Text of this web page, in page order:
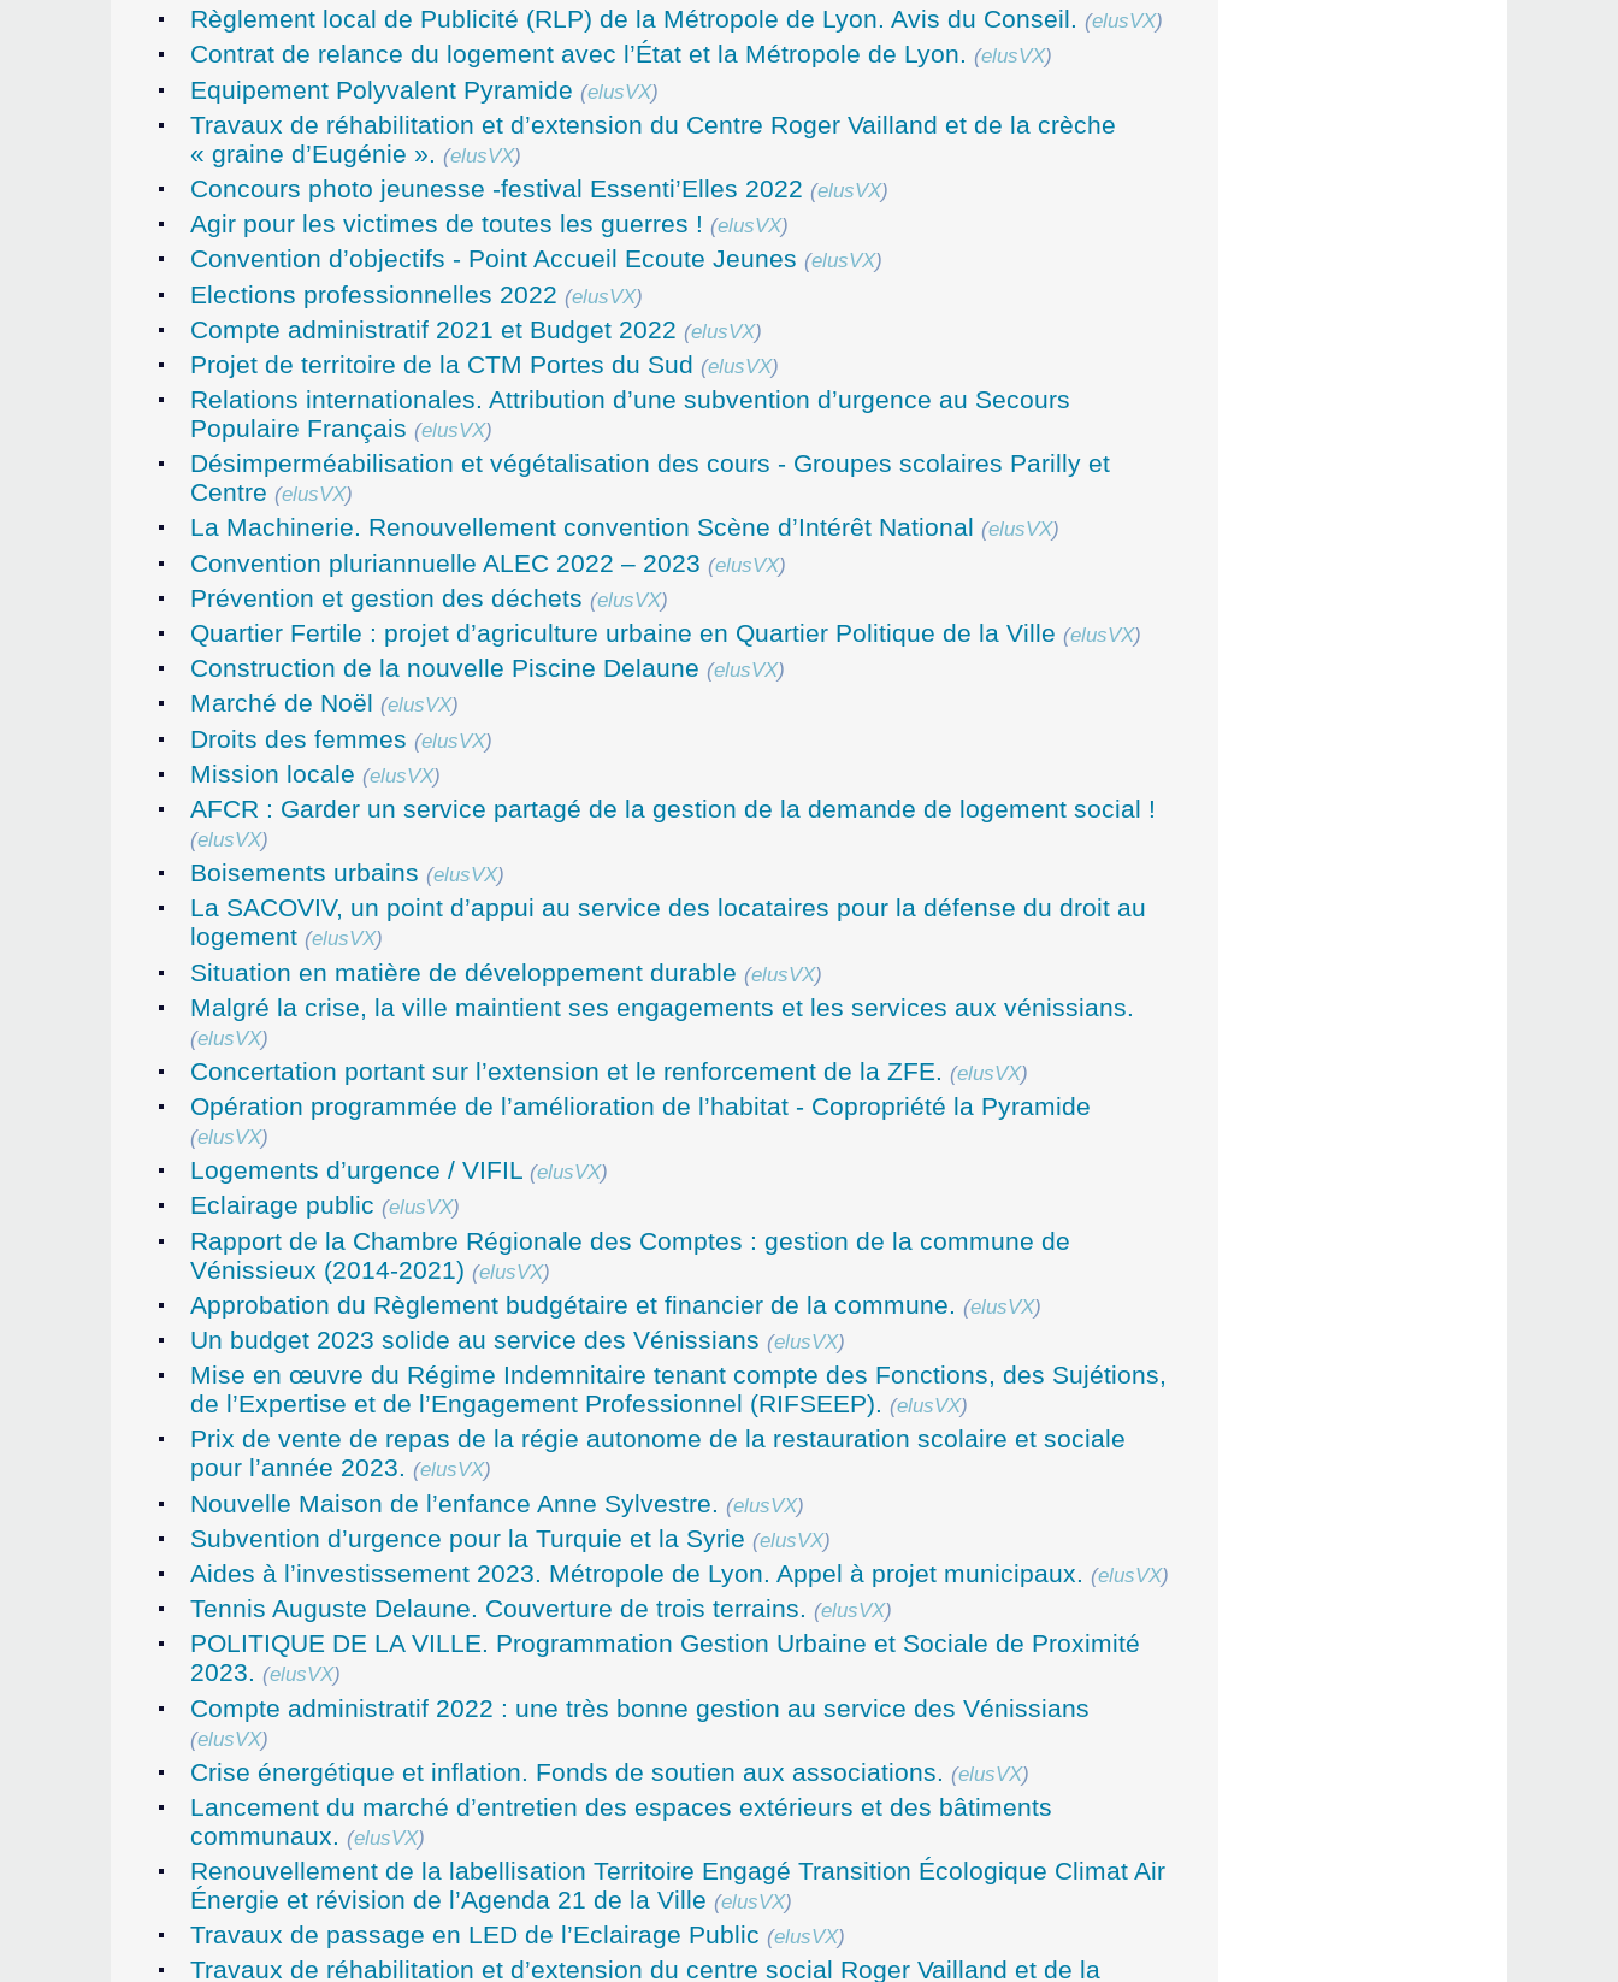
Règlement local de Publicité (RLP) de la Métropole de Lyon. Avis du Conseil. (elusVX)
Contrat de relance du logement avec l’État et la Métropole de Lyon. (elusVX)
Equipement Polyvalent Pyramide (elusVX)
Travaux de réhabilitation et d’extension du Centre Roger Vailland et de la crèche
« graine d’Eugénie ». (elusVX)
Concours photo jeunesse -festival Essenti’Elles 2022 (elusVX)
Agir pour les victimes de toutes les guerres ! (elusVX)
Convention d’objectifs - Point Accueil Ecoute Jeunes (elusVX)
Elections professionnelles 2022 (elusVX)
Compte administratif 2021 et Budget 2022 (elusVX)
Projet de territoire de la CTM Portes du Sud (elusVX)
Relations internationales. Attribution d’une subvention d’urgence au Secours
Populaire Français (elusVX)
Désimperméabilisation et végétalisation des cours - Groupes scolaires Parilly et
Centre (elusVX)
La Machinerie. Renouvellement convention Scène d’Intérêt National (elusVX)
Convention pluriannuelle ALEC 2022 – 2023 (elusVX)
Prévention et gestion des déchets (elusVX)
Quartier Fertile : projet d’agriculture urbaine en Quartier Politique de la Ville (elusVX)
Construction de la nouvelle Piscine Delaune (elusVX)
Marché de Noël (elusVX)
Droits des femmes (elusVX)
Mission locale (elusVX)
AFCR : Garder un service partagé de la gestion de la demande de logement social !
(elusVX)
Boisements urbains (elusVX)
La SACOVIV, un point d’appui au service des locataires pour la défense du droit au
logement (elusVX)
Situation en matière de développement durable (elusVX)
Malgré la crise, la ville maintient ses engagements et les services aux vénissians.
(elusVX)
Concertation portant sur l’extension et le renforcement de la ZFE. (elusVX)
Opération programmée de l’amélioration de l’habitat - Copropriété la Pyramide
(elusVX)
Logements d’urgence / VIFIL (elusVX)
Eclairage public (elusVX)
Rapport de la Chambre Régionale des Comptes : gestion de la commune de
Vénissieux (2014-2021) (elusVX)
Approbation du Règlement budgétaire et financier de la commune. (elusVX)
Un budget 2023 solide au service des Vénissians (elusVX)
Mise en œuvre du Régime Indemnitaire tenant compte des Fonctions, des Sujétions,
de l’Expertise et de l’Engagement Professionnel (RIFSEEP). (elusVX)
Prix de vente de repas de la régie autonome de la restauration scolaire et sociale
pour l’année 2023. (elusVX)
Nouvelle Maison de l’enfance Anne Sylvestre. (elusVX)
Subvention d’urgence pour la Turquie et la Syrie (elusVX)
Aides à l’investissement 2023. Métropole de Lyon. Appel à projet municipaux. (elusVX)
Tennis Auguste Delaune. Couverture de trois terrains. (elusVX)
POLITIQUE DE LA VILLE. Programmation Gestion Urbaine et Sociale de Proximité
2023. (elusVX)
Compte administratif 2022 : une très bonne gestion au service des Vénissians
(elusVX)
Crise énergétique et inflation. Fonds de soutien aux associations. (elusVX)
Lancement du marché d’entretien des espaces extérieurs et des bâtiments
communaux. (elusVX)
Renouvellement de la labellisation Territoire Engagé Transition Écologique Climat Air
Énergie et révision de l’Agenda 21 de la Ville (elusVX)
Travaux de passage en LED de l’Eclairage Public (elusVX)
Travaux de réhabilitation et d’extension du centre social Roger Vailland et de la